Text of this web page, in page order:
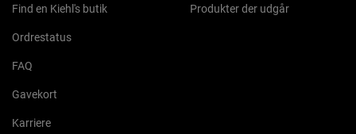
Find en Kiehl's butik
Ordrestatus
FAQ
Gavekort
Karriere
Produkter der udgår